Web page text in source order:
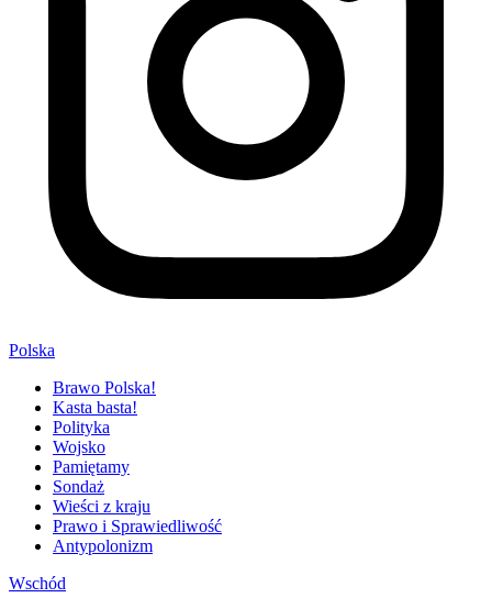
Polska
Brawo Polska!
Kasta basta!
Polityka
Wojsko
Pamiętamy
Sondaż
Wieści z kraju
Prawo i Sprawiedliwość
Antypolonizm
Wschód